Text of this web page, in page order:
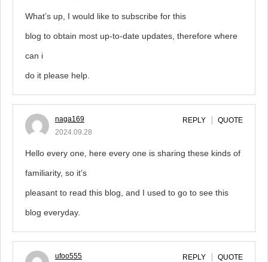
What’s up, I would like to subscribe for this
blog to obtain most up-to-date updates, therefore where
can i
do it please help.
naga169
2024.09.28
REPLY QUOTE
Hello every one, here every one is sharing these kinds of
familiarity, so it’s
pleasant to read this blog, and I used to go to see this
blog everyday.
ufoo555
REPLY QUOTE